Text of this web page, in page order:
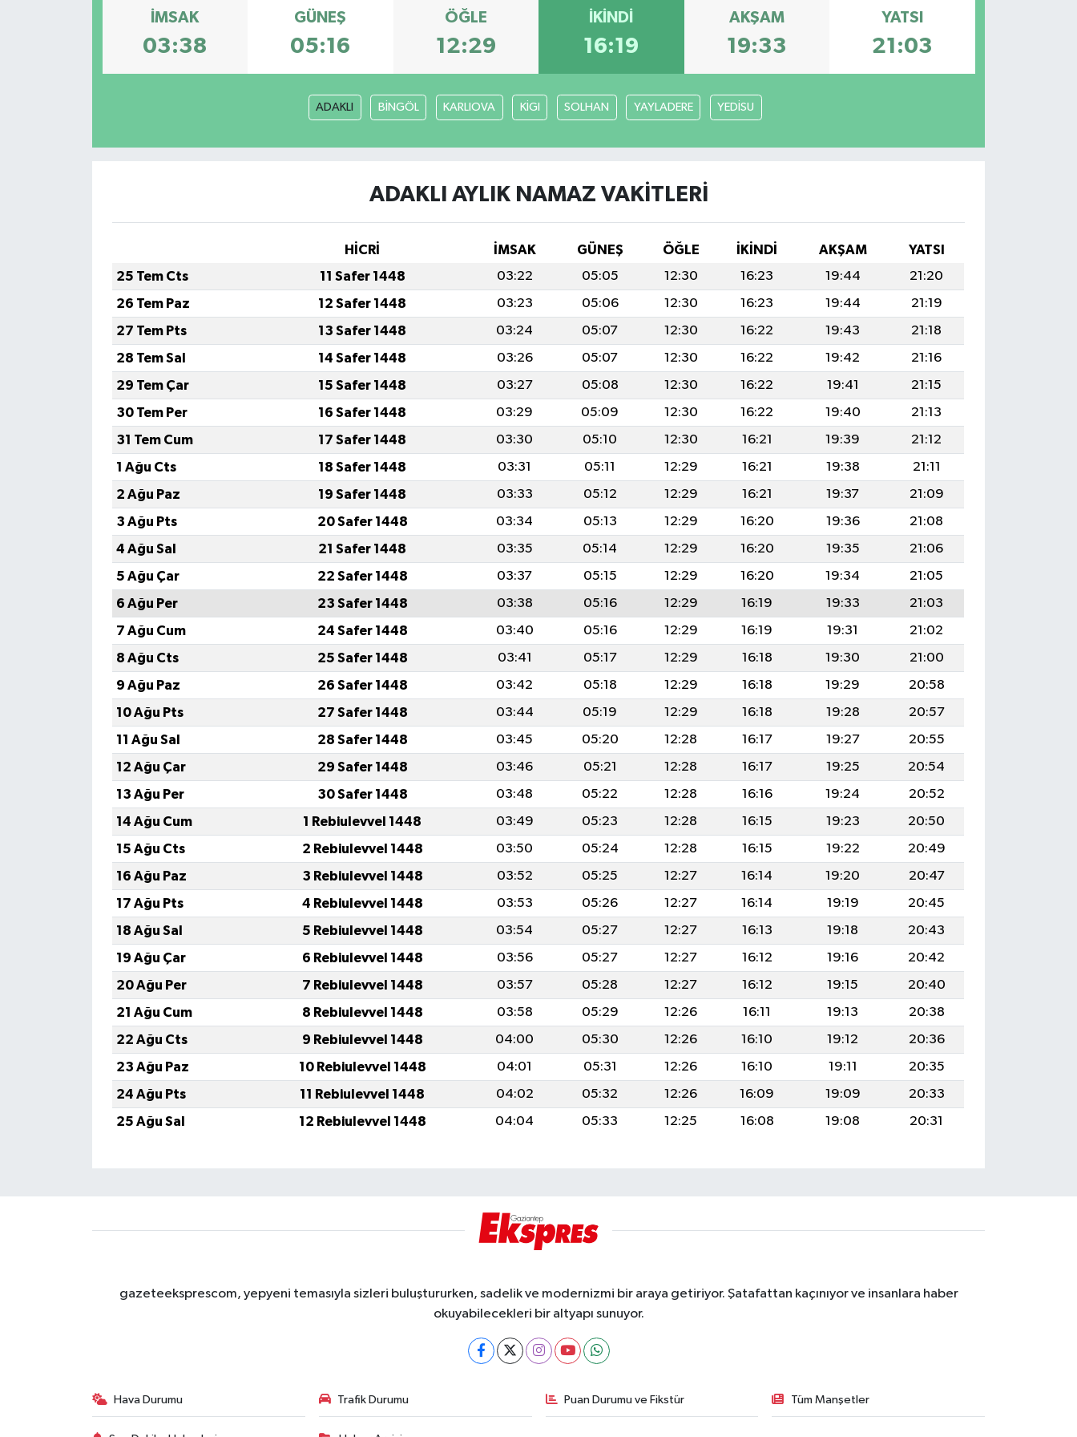
İMSAK
03:38
GÜNEŞ
05:16
ÖĞLE
12:29
İKINDI
16:19
AKŞAM
19:33
YATSI
21:03
ADAKLI BİNGÖL KARLIOVA KİGI SOLHAN YAYLADERE YEDİSU
ADAKLI AYLIK NAMAZ VAKITLERI
HİCRİ İMSAK GÜNEŞ ÖĞLE İKINDI AKŞAM
YATSI
25 Tem Cts
11 Safer 1448 03:22 05:05 12:30 16:23 19:44
21:20
26 Tem Paz
12 Safer 1448 03:23 05:06 12:30 16:23 19:44
21:19
27 Tem Pts
13 Safer 1448 03:24 05:07 12:30 16:22 19:43
21:18
28 Tem Sal
14 Safer 1448 03:26 05:07 12:30 16:22 19:42
21:16
29 Tem Çar
15 Safer 1448 03:27 05:08 12:30 16:22 19:41
21:15
30 Tem Per
16 Safer 1448 03:29 05:09 12:30 16:22 19:40
21:13
31 Tem Cum
17 Safer 1448 03:30 05:10 12:30 16:21 19:39
21:12
1 Ağu Cts
18 Safer 1448 03:31 05:11 12:29 16:21 19:38
21:11
2 Ağu Paz
19 Safer 1448 03:33 05:12 12:29 16:21 19:37
21:09
3 Ağu Pts
20 Safer 1448 03:34 05:13 12:29 16:20 19:36
21:08
4 Ağu Sal
21 Safer 1448 03:35 05:14 12:29 16:20 19:35
21:06
5 Ağu Çar
22 Safer 1448 03:37 05:15 12:29 16:20 19:34
21:05
6 Ağu Per
23 Safer 1448 03:38 05:16 12:29 16:19 19:33
21:03
7 Ağu Cum
24 Safer 1448 03:40 05:16 12:29 16:19 19:31
21:02
8 Ağu Cts
25 Safer 1448 03:41 05:17 12:29 16:18 19:30
21:00
9 Ağu Paz
26 Safer 1448 03:42 05:18 12:29 16:18 19:29
20:58
10 Ağu Pts
27 Safer 1448 03:44 05:19 12:29 16:18 19:28
20:57
11 Ağu Sal
28 Safer 1448 03:45 05:20 12:28 16:17 19:27
20:55
12 Ağu Çar
29 Safer 1448 03:46 05:21 12:28 16:17 19:25
20:54
13 Ağu Per
30 Safer 1448 03:48 05:22 12:28 16:16 19:24
20:52
14 Ağu Cum
1 Rebiulevvel 1448 03:49 05:23 12:28 16:15 19:23
20:50
15 Ağu Cts
2 Rebiulevvel 1448 03:50 05:24 12:28 16:15 19:22
20:49
16 Ağu Paz
3 Rebiulevvel 1448 03:52 05:25 12:27 16:14 19:20
20:47
17 Ağu Pts
4 Rebiulevvel 1448 03:53 05:26 12:27 16:14 19:19
20:45
18 Ağu Sal
5 Rebiulevvel 1448 03:54 05:27 12:27 16:13 19:18
20:43
19 Ağu Çar
6 Rebiulevvel 1448 03:56 05:27 12:27 16:12 19:16
20:42
20 Ağu Per
7 Rebiulevvel 1448 03:57 05:28 12:27 16:12 19:15
20:40
21 Ağu Cum
8 Rebiulevvel 1448 03:58 05:29 12:26 16:11 19:13
20:38
22 Ağu Cts
9 Rebiulevvel 1448 04:00 05:30 12:26 16:10 19:12
20:36
23 Ağu Paz
10 Rebiulevvel 1448 04:01 05:31 12:26 16:10 19:11
20:35
24 Ağu Pts
11 Rebiulevvel 1448 04:02 05:32 12:26 16:09 19:09
20:33
25 Ağu Sal
12 Rebiulevvel 1448 04:04 05:33 12:25 16:08 19:08 20:31
gazeteeksprescom, yepyeni temasıyla sizleri buluştururken, sadelik ve modernizmi bir araya getiriyor. Şatafattan kaçınıyor ve insanlara haber
okuyabilecekleri bir altyapı sunuyor.
Hava Durumu Trafik Durumu Puan Durumu ve Fikstür Tüm Manşetler
Video Haber
Yeme-İçme